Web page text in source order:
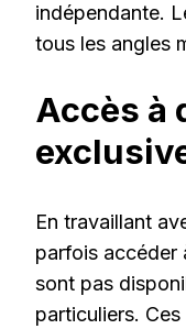
indépendante.
tous les angles
Accès à
En travaillant
parfois accéder
sont pas
particuliers.